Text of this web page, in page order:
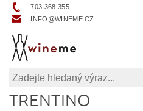
703 368 355
INFO@WINEME.CZ
TRENTINO